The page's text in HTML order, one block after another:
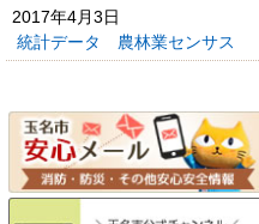
2017年4月3日
統計データ 農林業センサス